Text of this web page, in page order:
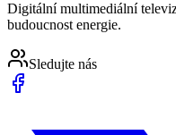
Digitální multimediální
budoucnost energie.
Sledujte nás